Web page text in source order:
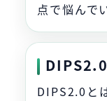
点で悩んで
DIPS2.0と